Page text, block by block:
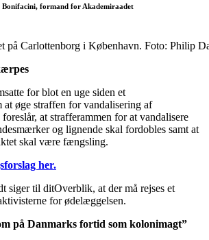
Bonifacini, formand for Akademiraadet
på Carlottenborg i København. Foto: Philip
for blot en uge siden et
at øge straffen for vandalisering af
at strafferammen for at vandalisere
og lignende skal fordobles samt at
skal være fængsling.
her.
siger til ditOverblik, at der må rejses et
for ødelæggelsen.
på Danmarks fortid som kolonimagt”